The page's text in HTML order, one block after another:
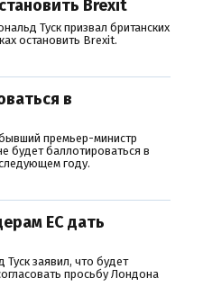
Brexit
Туск призвал британских
остановить Brexit.
в
премьер-министр
будет баллотироваться в
году.
ЕС дать
заявил, что будет
просьбу Лондона